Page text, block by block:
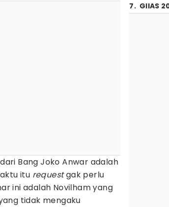
dari Bang Joko Anwar adalah
itu requestgak perlu
ini adalah Novilham yang
tidak mengaku
7. GIIAS